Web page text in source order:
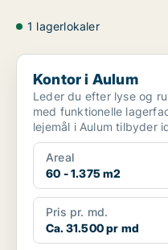
1 lagerlokaler
Kontor i Aulum
Kontor i Aulum
Leder du efter lyse og
med funktionelle
lejemål i Aulum tilbyder
Areal
60 - 1.375 m2
Pris pr. md.
Ca. 31.500 pr md